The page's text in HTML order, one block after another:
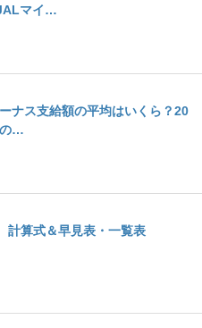
マイ…
ナス支給額の平均はいくら？20
の…
算式＆早見表・一覧表